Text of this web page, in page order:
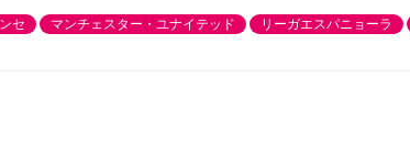
セ マンチェスター・ユナイテッド リーガエスパニョーラ